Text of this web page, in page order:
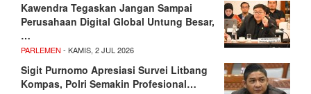
Kawendra Tegaskan Jangan Sampai
Perusahaan Digital Global Untung Besar,
…
PARLEMEN - KAMIS, 2 JUL 2026
Sigit Purnomo Apresiasi Survei Litbang
Kompas, Polri Semakin Profesional…